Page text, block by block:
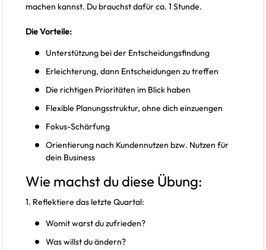
machen kannst. Du brauchst dafür ca. 1 Stunde.
Die Vorteile:
Unterstützung bei der Entscheidungsfindung
Erleichterung, dann Entscheidungen zu treffen
Die richtigen Prioritäten im Blick haben
Flexible Planungsstruktur, ohne dich einzuengen
Fokus-Schärfung
Orientierung nach Kundennutzen bzw. Nutzen für
dein Business
Wie machst du diese Übung:
1. Reflektiere das letzte Quartal:
Womit warst du zufrieden?
Was willst du ändern?